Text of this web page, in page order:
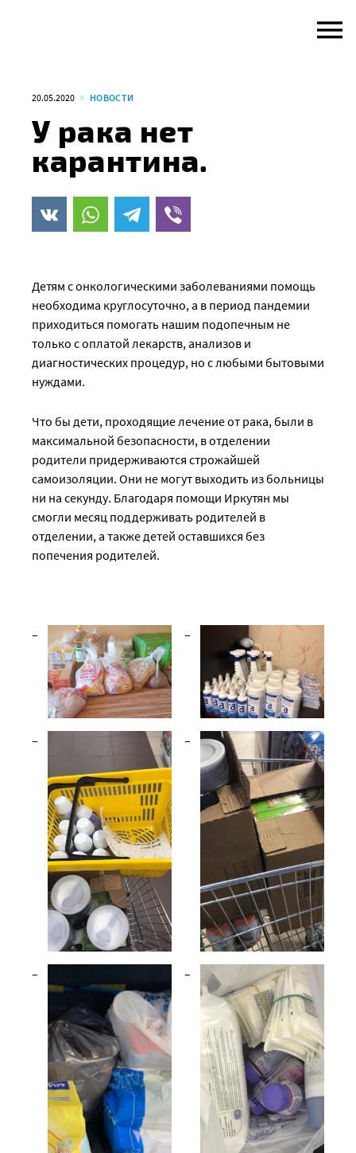
20.05.2020 НОВОСТИ
У рака нет
карантина.
Детям с онкологическими заболеваниями помощь
необходима круглосуточно, а в период пандемии
приходиться помогать нашим подопечным не
только с оплатой лекарств, анализов и
диагностических процедур, но с любыми бытовыми
нуждами.
Что бы дети, проходящие лечение от рака, были в
максимальной безопасности, в отделении
родители придерживаются строжайшей
самоизоляции. Они не могут выходить из больницы
ни на секунду. Благодаря помощи Иркутян мы
смогли месяц поддерживать родителей в
отделении, а также детей оставшихся без
попечения родителей.